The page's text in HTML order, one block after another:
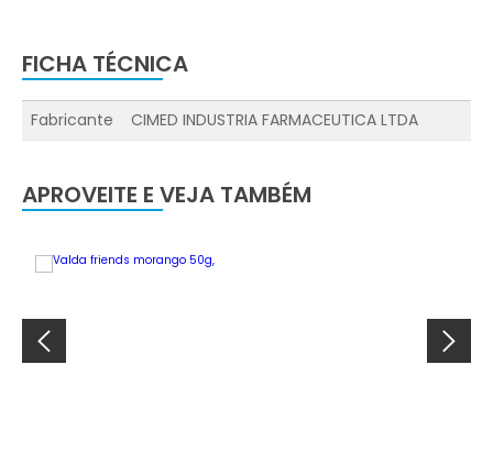
FICHA TÉCNICA
Fabricante CIMED INDUSTRIA FARMACEUTICA LTDA
APROVEITE E VEJA TAMBÉM